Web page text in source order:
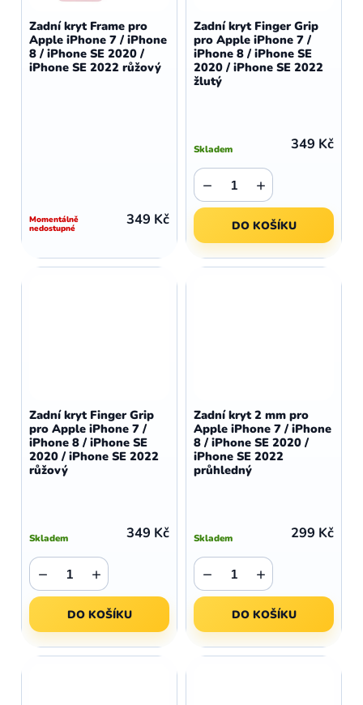
Zadní kryt Frame pro
Apple iPhone 7 / iPhone
8 / iPhone SE 2020 /
iPhone SE 2022 růžový
Momentálně
nedostupné 349 Kč
Zadní kryt Finger Grip
pro Apple iPhone 7 /
iPhone 8 / iPhone SE
2020 / iPhone SE 2022
žlutý
Skladem 349 Kč
+
−
DO KOŠÍKU
Zadní kryt Finger Grip
pro Apple iPhone 7 /
iPhone 8 / iPhone SE
2020 / iPhone SE 2022
růžový
Skladem 349 Kč
+
−
DO KOŠÍKU
Zadní kryt 2 mm pro
Apple iPhone 7 / iPhone
8 / iPhone SE 2020 /
iPhone SE 2022
průhledný
Skladem 299 Kč
+
−
DO KOŠÍKU